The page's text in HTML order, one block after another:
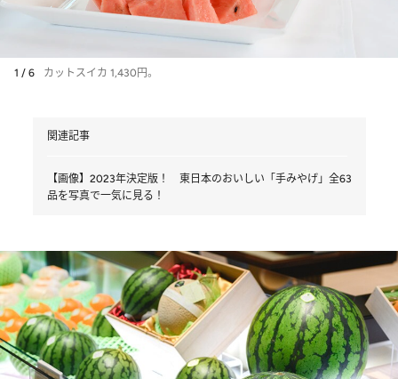
1 / 6 カットスイカ 1,430円。
関連記事
【画像】2023年決定版！ 東日本のおいしい「手みやげ」全63
品を写真で一気に見る！